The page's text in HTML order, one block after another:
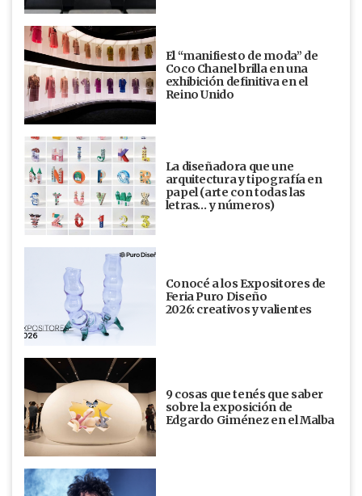
El “manifiesto de moda” de
Coco Chanel brilla en una
exhibición definitiva en el
Reino Unido
La diseñadora que une
arquitectura y tipografía en
papel (arte con todas las
letras… y números)
Conocé a los Expositores de
Feria Puro Diseño
2026: creativos y valientes
9 cosas que tenés que saber
sobre la exposición de
Edgardo Giménez en el Malba